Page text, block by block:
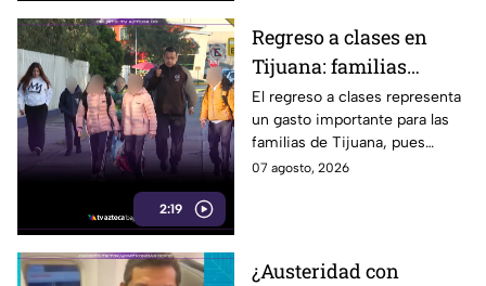
2:19
Regreso a clases en
Tijuana: familias
podrían gastar hasta 5
mil pesos en uniformes
y calzado
El regreso a clases representa
un gasto importante para las
familias de Tijuana, pues
uniformes y calzado pueden
07 agosto, 2026
¿Austeridad con